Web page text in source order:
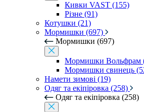
Кивки VAST (155)
Різне (91)
Котушки (21)
Мормишки (697)
Мормишки (697)
Мормишки Вольфрам
Мормишки свинець
Намети зимові (19)
Одяг та екіпіровка (258)
Одяг та екіпіровка (258)